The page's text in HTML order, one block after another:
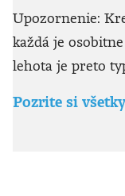
Upozornenie:
každá je
lehota je preto
Pozrite si